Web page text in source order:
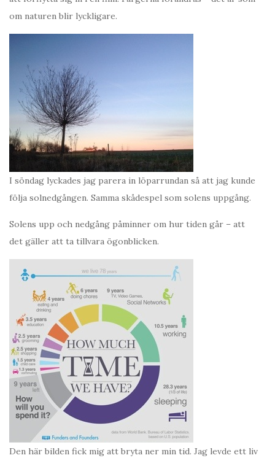
om naturen blir lyckligare.
I söndag lyckades jag parera in löparrundan så att jag kunde
följa solnedgången. Samma skådespel som solens uppgång.
Solens upp och nedgång påminner om hur tiden går – att
det gäller att ta tillvara ögonblicken.
Den här bilden fick mig att bryta ner min tid. Jag levde ett liv